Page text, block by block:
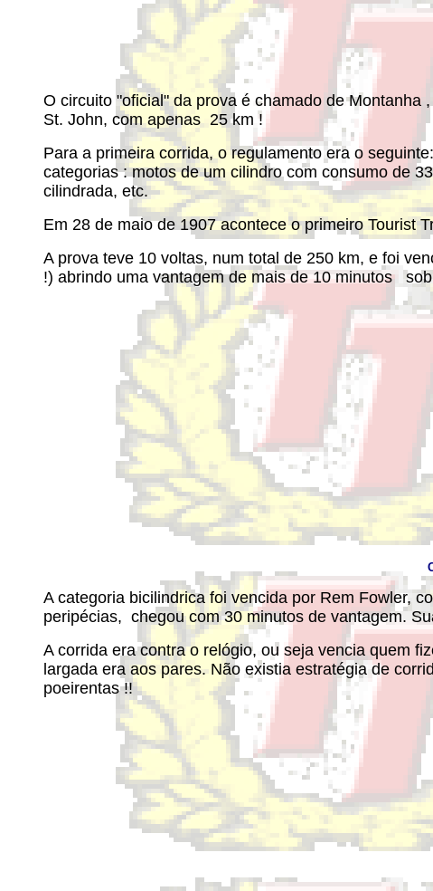
O circuito "oficial" da prova é chamado de
St. John, com apenas 25 km !
Para a primeira corrida, o regulamento era o
categorias : motos de um cilindro com consumo de
cilindrada, etc.
Em 28 de maio de 1907 acontece o primeiro Tourist
A prova teve 10 voltas, num total de 250 km, e foi
!) abrindo uma vantagem de mais de 10 minutos
A categoria bicilindrica foi vencida por Rem Fowler,
peripécias, chegou com 30 minutos de vantagem.
A corrida era contra o relógio, ou seja vencia quem
largada era aos pares. Não existia estratégia de
poeirentas !!